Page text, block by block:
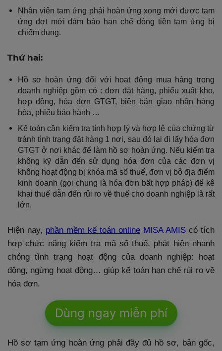
Nhân viên tạm ứng phải hoàn ứng xong mới được tạm
ứng đợt mới đảm bảo hạn chế dòng tiền tạm ứng bị
chiếm dụng.
Thứ hai:
Hồ sơ hoàn ứng đối với hoạt động mua hàng trong
doanh nghiệp gồm có : đơn đặt hàng, phiếu xuất kho,
hợp đồng, hóa đơn GTGT, biên bản giao nhận hàng
hóa, phiếu bảo hành …
Kế toán cần kiểm tra tính hợp lý và hợp lệ của chứng từ
tránh tình trạng đặt hàng 1 nơi, sau đó lại đi lấy hóa đơn
GTGT ở nơi khác để làm hồ sơ hoàn ứng. Nếu kiểm tra
không kỹ dẫn đến sử dụng hóa đơn của các đơn vị
không hoạt động bị khóa mã số thuế, đơn vị bỏ địa điểm
kinh doanh (gọi chung là hóa đơn bất hợp pháp) để kê
khai thuế dẫn đến rủi ro về thuế cho doanh nghiệp là rất
lớn.
Hiện nay, phần mềm kế toán online MISA AMIS có tích
hợp chức năng kiểm tra mã số thuế, phát hiện nhanh
chóng tình trạng hoạt động của doanh nghiệp: hoạt
động, ngừng hoạt động… giúp kế toán hạn chế rủi ro về
hóa đơn.
Dùng ngay miễn phí
Hồ sơ tạm ứng hoàn ứng phải đầy đủ hồ sơ, bản gốc,